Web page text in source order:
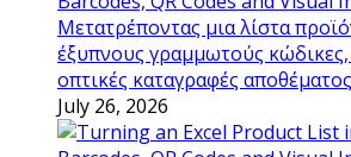
Μετατρέποντας μια λίστα
έξυπνους γραμμωτούς κώδικες,
οπτικές καταγραφές αποθέματος
July 26, 2026